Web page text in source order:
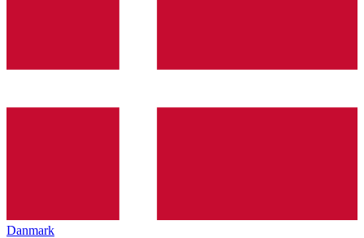
Danmark